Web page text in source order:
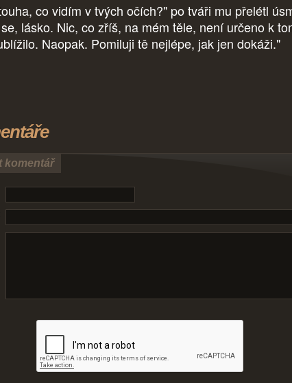
co vidím v tvých očích?" po tváři mu přelétl
lásko. Nic, co zříš, na mém těle, není určeno k
Naopak. Pomiluji tě nejlépe, jak jen dokáži."
komentář